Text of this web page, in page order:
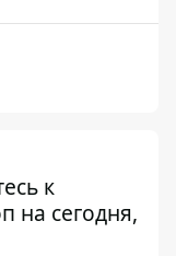
к
на сегодня,